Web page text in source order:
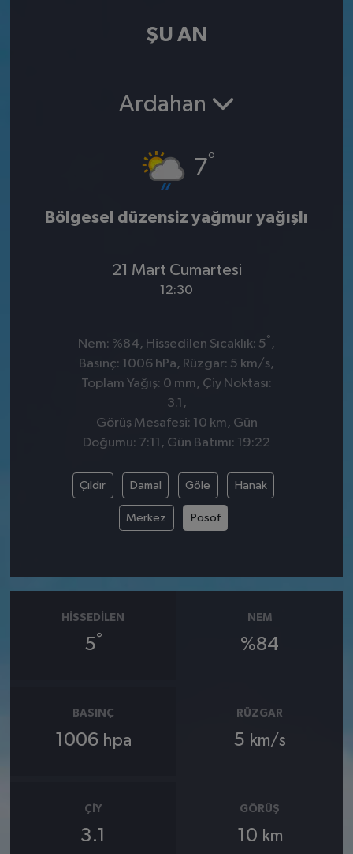
ŞU AN
Ardahan
7°
Bölgesel düzensiz yağmur yağışlı
21 Mart Cumartesi
12:30
Nem: %84, Hissedilen Sıcaklık: 5° ,
Basınç: 1006 hPa, Rüzgar: 5 km/s,
Toplam Yağış: 0 mm, Çiy Noktası:
3.1,
Görüş Mesafesi: 10 km, Gün
Doğumu: 7:11, Gün Batımı: 19:22
Çıldır Damal Göle Hanak
Merkez Posof
HISSEDILEN
5°
NEM
%84
BASINÇ
1006 hpa
RÜZGAR
5 km/s
ÇIY
3.1
GÖRÜŞ
10 km